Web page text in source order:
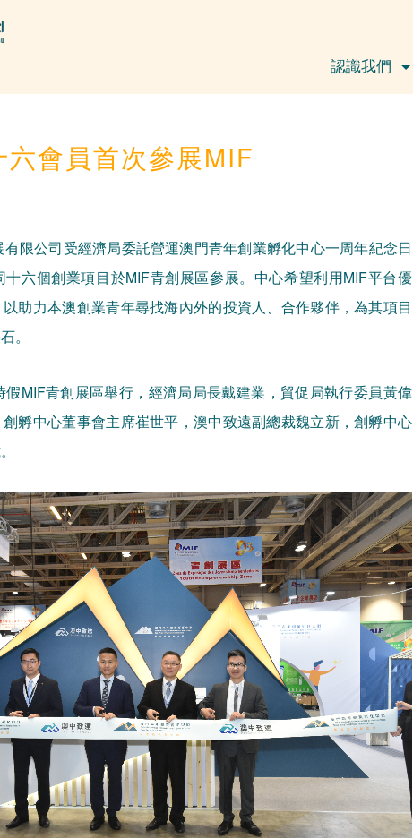
認識我們
會員首次參展MIF
限公司受經濟局委託營運澳門青年創業孵化中心一周年紀念日
六個創業項目於MIF青創展區參展。中心希望利用MIF平台優
助力本澳創業青年尋找海內外的投資人、合作夥伴，為其項目
。
MIF青創展區舉行，經濟局局長戴建業，貿促局執行委員黃偉
孵中心董事會主席崔世平，澳中致遠副總裁魏立新，創孵中心